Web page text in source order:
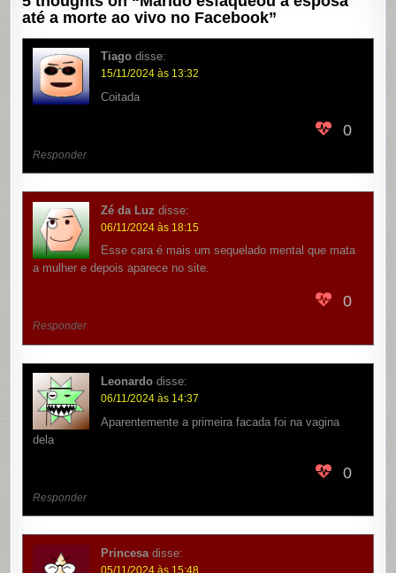
até a morte ao vivo no Facebook”
Tiago disse:
15/11/2024 às 13:32
Coitada
0
Responder
Zé da Luz disse:
06/11/2024 às 18:15
Esse cara é mais um sequelado mental que mata
a mulher e depois aparece no site.
0
Responder
Leonardo disse:
06/11/2024 às 14:37
Aparentemente a primeira facada foi na vagina
dela
0
Responder
Princesa disse:
05/11/2024 às 15:48